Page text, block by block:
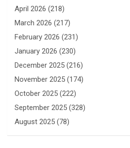
April 2026 (218)
March 2026 (217)
February 2026 (231)
January 2026 (230)
December 2025 (216)
November 2025 (174)
October 2025 (222)
September 2025 (328)
August 2025 (78)